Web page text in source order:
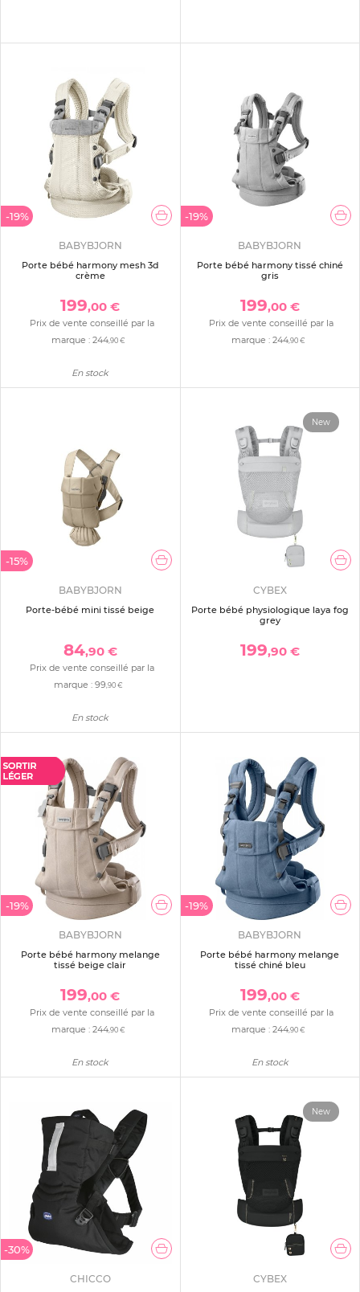
-19%
BABYBJORN
Porte bébé harmony mesh 3d
crème
199,00 €
Prix de vente conseillé par la
marque :244,90 €
En stock
-19%
BABYBJORN
Porte bébé harmony tissé chiné
gris
199,00 €
Prix de vente conseillé par la
marque : 244,90 €
-15%
BABYBJORN
Porte-bébé mini tissé beige
84,90 €
Prix de vente conseillé par la
marque :99,90 €
En stock
New
CYBEX
Porte bébé physiologique laya fog
grey
199,90 €
-19%
BABYBJORN
Porte bébé harmony melange
tissé beige clair
199,00 €
Prix de vente conseillé par la
marque :244,90 €
En stock
-19%
BABYBJORN
Porte bébé harmony melange
tissé chiné bleu
199,00 €
Prix de vente conseillé par la
marque : 244,90 €
En stock
-30%
CHICCO
New
CYBEX